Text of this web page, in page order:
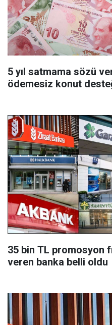
5 yıl satmama sözü
ödemesiz konut
35 bin TL promosyon
veren banka belli oldu